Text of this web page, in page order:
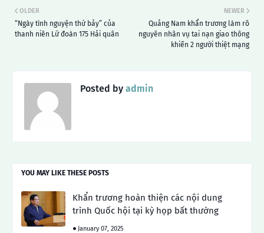
NEWER
Quảng Nam khẩn trương làm rõ
nguyên nhân vụ tai nạn giao thông
khiến 2 người thiệt mạng
OLDER
“Ngày tình nguyện thứ bảy” của
thanh niên Lữ đoàn 175 Hải quân
Posted by admin
YOU MAY LIKE THESE POSTS
Khẩn trương hoàn thiện các nội dung
trình Quốc hội tại kỳ họp bất thường
January 07, 2025